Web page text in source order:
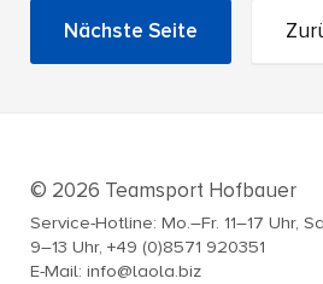
Nächste Seite
© 2026 Teamsport Hofbauer
Service-Hotline: Mo.–Fr. 11–17 Uhr,
9–13 Uhr, +49 (0)8571 920351
E-Mail: info@laola.biz